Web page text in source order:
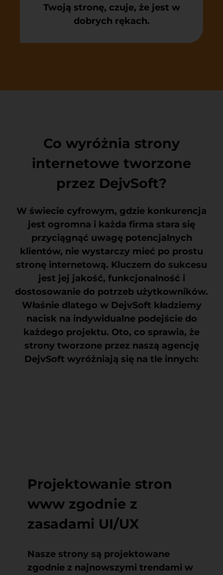
Twoją stronę, czuje, że jest w
dobrych rękach.
Co wyróżnia strony
internetowe tworzone
przez DejvSoft?
W świecie cyfrowym, gdzie konkurencja
jest ogromna i każda firma stara się
przyciągnąć uwagę potencjalnych
klientów, nie wystarczy mieć po prostu
stronę internetową. Kluczem do sukcesu
jest jej jakość, funkcjonalność i
dostosowanie do potrzeb użytkowników.
Właśnie dlatego w DejvSoft kładziemy
nacisk na indywidualne podejście do
każdego projektu. Oto, co sprawia, że
strony tworzone przez naszą agencję
DejvSoft wyróżniają się na tle innych:
Projektowanie stron
www zgodnie z
zasadami UI/UX
Nasze strony są projektowane
zgodnie z najnowszymi trendami w